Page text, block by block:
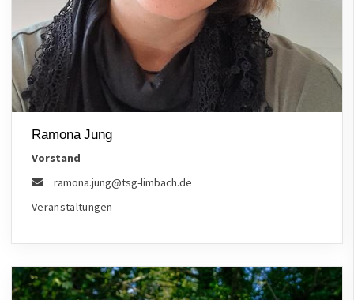
Ramona Jung
Vorstand
ramona.jung@tsg-limbach.de
Veranstaltungen